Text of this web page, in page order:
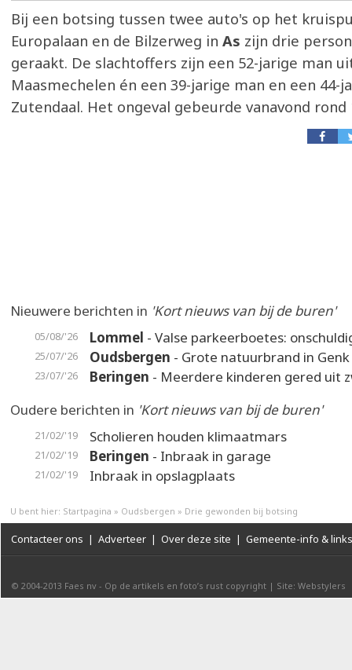
Bij een botsing tussen twee auto's op het
Europalaan en de Bilzerweg in As zijn drie
geraakt. De slachtoffers zijn een 52-jarige man
Maasmechelen én een 39-jarige man en een 44-
Zutendaal. Het ongeval gebeurde vanavond rond
Nieuwere berichten in 'Kort nieuws van bij de buren'
05/08/'26 Lommel - Valse parkeerboetes:
25/07/'26 Oudsbergen - Grote natuurbrand in Genk
23/07/'26 Beringen - Meerdere kinderen gered uit
Oudere berichten in 'Kort nieuws van bij de buren'
21/02/'19 Scholieren houden klimaatmars
21/02/'19 Beringen - Inbraak in garage
21/02/'19 Inbraak in opslagplaats
U bent hier: Startpagina » Oudsbergen » Drie gewonden bij botsing
Contacteer ons | Adverteer | Over deze site | Gemeente-info & links
© 2004-2013 Faes nv - Op de artikels en foto’s rust copyright | Site: Webstylers